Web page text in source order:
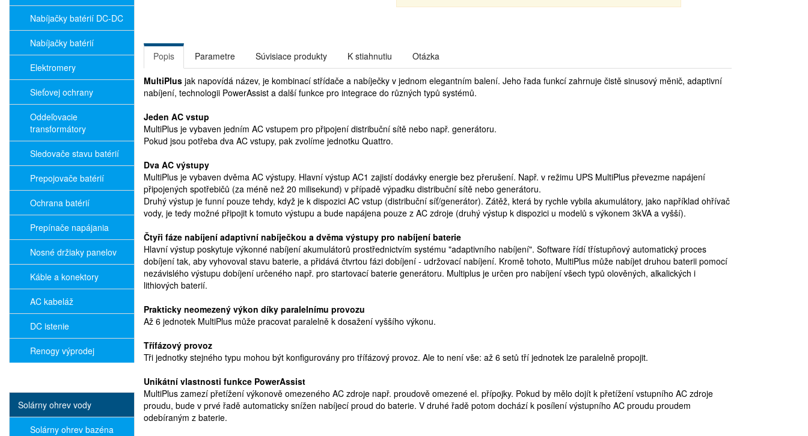
Nabíjačky batérií DC-DC
Nabíjačky batérií
Elektromery
Sieťovej ochrany
Oddeľovacie
transformátory
Sledovače stavu batérií
Prepojovače batérií
Ochrana batérií
Prepínače napájania
Nosné držiaky panelov
Káble a konektory
AC kabeláž
DC istenie
Renogy výprodej
Solárny ohrev vody
Solárny ohrev bazéna
Popis Parametre Súvisiace produkty K stiahnutiu Otázka
MultiPlus jak napovídá název, je kombinací střídače a nabíječky v jednom elegantním balení. Jeho řada funkcí zahrnuje čistě sinusový měnič, adaptivní
nabíjení, technologii PowerAssist a další funkce pro integrace do různých typů systémů.
Jeden AC vstup
MultiPlus je vybaven jedním AC vstupem pro připojení distribuční sítě nebo např. generátoru.
Pokud jsou potřeba dva AC vstupy, pak zvolíme jednotku Quattro.
Dva AC výstupy
MultiPlus je vybaven dvěma AC výstupy. Hlavní výstup AC1 zajistí dodávky energie bez přerušení. Např. v režimu UPS MultiPlus převezme napájení
připojených spotřebičů (za méně než 20 milisekund) v případě výpadku distribuční sítě nebo generátoru.
Druhý výstup je funní pouze tehdy, když je k dispozici AC vstup (distribuční síť/generátor). Zátěž, která by rychle vybila akumulátory, jako například ohřívač
vody, je tedy možné připojit k tomuto výstupu a bude napájena pouze z AC zdroje (druhý výstup k dispozici u modelů s výkonem 3kVA a vyšší).
Čtyři fáze nabíjení adaptivní nabíječkou a dvěma výstupy pro nabíjení baterie
Hlavní výstup poskytuje výkonné nabíjení akumulátorů prostřednictvím systému "adaptivního nabíjení". Software řídí třístupňový automatický proces
dobíjení tak, aby vyhovoval stavu baterie, a přidává čtvrtou fázi dobíjení - udržovací nabíjení. Kromě tohoto, MultiPlus může nabíjet druhou baterii pomocí
nezávislého výstupu dobíjení určeného např. pro startovací baterie generátoru. Multiplus je určen pro nabíjení všech typů olověných, alkalických i
lithiových baterií.
Prakticky neomezený výkon díky paralelnímu provozu
Až 6 jednotek MultiPlus může pracovat paralelně k dosažení vyššího výkonu.
Třífázový provoz
Tři jednotky stejného typu mohou být konfigurovány pro třífázový provoz. Ale to není vše: až 6 setů tří jednotek lze paralelně propojit.
Unikátní vlastnosti funkce PowerAssist
MultiPlus zamezí přetížení výkonově omezeného AC zdroje např. proudově omezené el. přípojky. Pokud by mělo dojít k přetížení vstupního AC zdroje
proudu, bude v prvé řadě automaticky snížen nabíjecí proud do baterie. V druhé řadě potom dochází k posílení výstupního AC proudu proudem
odebíraným z baterie.